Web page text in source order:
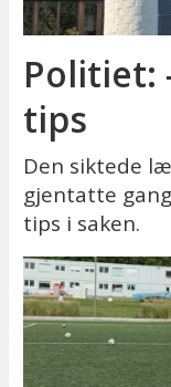
Politiet:
tips
Den siktede
gjentatte
tips i saken.